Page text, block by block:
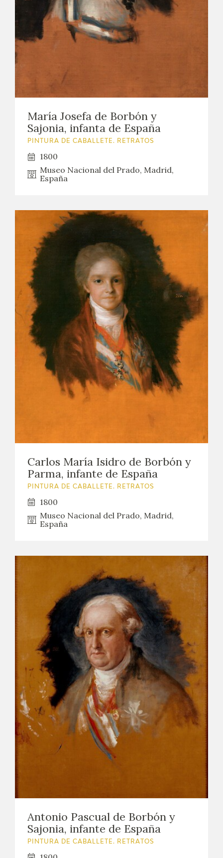
María Josefa de Borbón y
Sajonia, infanta de España
PINTURA DE CABALLETE. RETRATOS
1800
Museo Nacional del Prado, Madrid,
España
Carlos María Isidro de Borbón y
Parma, infante de España
PINTURA DE CABALLETE. RETRATOS
1800
Museo Nacional del Prado, Madrid,
España
Antonio Pascual de Borbón y
Sajonia, infante de España
PINTURA DE CABALLETE. RETRATOS